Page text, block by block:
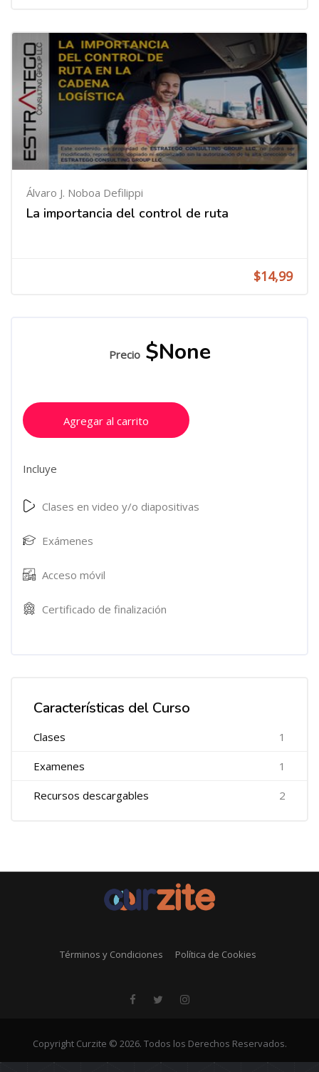
Álvaro J. Noboa Defilippi
La importancia del control de ruta
$14,99
Precio$None
Agregar al carrito
Incluye
Clases en video y/o diapositivas
Exámenes
Acceso móvil
Certificado de finalización
Características del Curso
Clases 1
Examenes 1
Recursos descargables 2
Términos y Condiciones Política de Cookies
Copyright Curzite © 2026. Todos los Derechos Reservados.